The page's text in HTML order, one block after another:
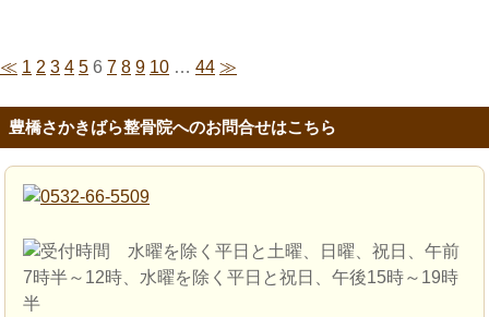
≪ 1 2 3 4 5 6 7 8 9 10 … 44 ≫
豊橋さかきばら整骨院へのお問合せはこちら